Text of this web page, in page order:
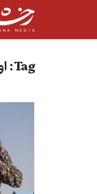
Tag: